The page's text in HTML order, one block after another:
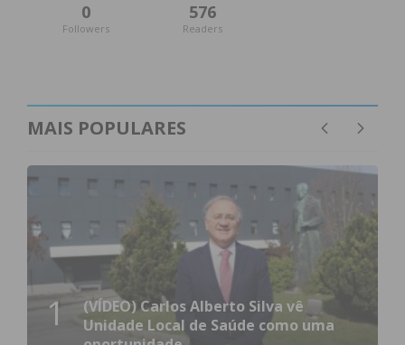
0
Followers
576
Readers
MAIS POPULARES
1
(VÍDEO) Carlos Alberto Silva vê
Unidade Local de Saúde como uma